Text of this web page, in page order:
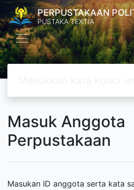
PERPUSTAKAAN
PUSTAKA TEXTIA
Masuk Anggota
Perpustakaan
Masukan ID anggota serta kata